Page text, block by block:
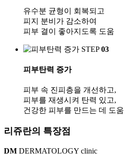
유수분 균형이 회복되고
피지 분비가 감소하여
피부 결이 좋아지도록 도움
STEP03
피부탄력 증가
피부 속 진피층을 개선하고,
피부를 재생시켜 탄력 있고,
건강한 피부를 만드는 데 도움
리쥬란의 특장점
DM DERMATOLOGY clinic